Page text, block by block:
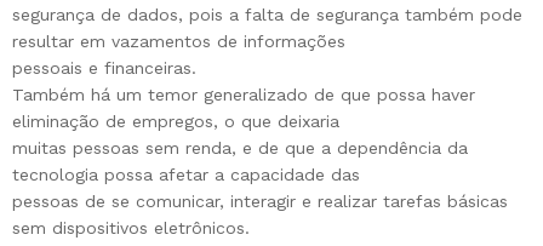
segurança de dados, pois a falta de segurança também pode
resultar em vazamentos de informações
pessoais e financeiras.
Também há um temor generalizado de que possa haver
eliminação de empregos, o que deixaria
muitas pessoas sem renda, e de que a dependência da
tecnologia possa afetar a capacidade das
pessoas de se comunicar, interagir e realizar tarefas básicas
sem dispositivos eletrônicos.